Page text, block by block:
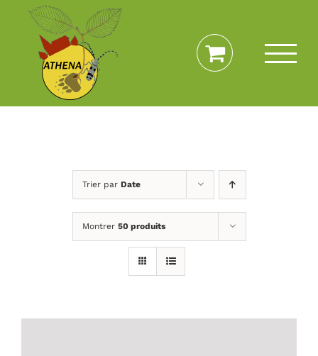
Passer
contenu
Trier par Date
Montrer 50 produits